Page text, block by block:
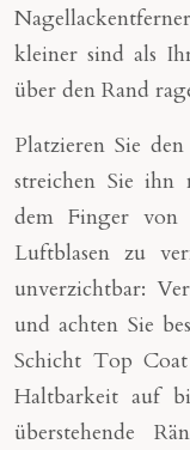
kleiner sind als
über den Rand
Platzieren Sie
streichen Sie ihn
dem Finger
Luftblasen zu
unverzichtbar:
und achten Sie
Schicht Top
Haltbarkeit auf
überstehende